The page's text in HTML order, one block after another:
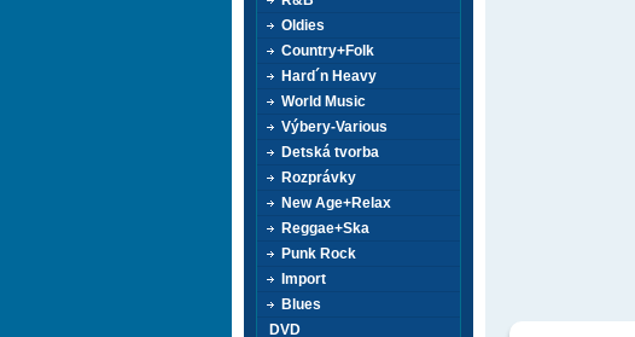
Oldies
Country+Folk
Hard´n Heavy
World Music
Výbery-Various
Detská tvorba
Rozprávky
New Age+Relax
Reggae+Ska
Punk Rock
Import
Blues
DVD